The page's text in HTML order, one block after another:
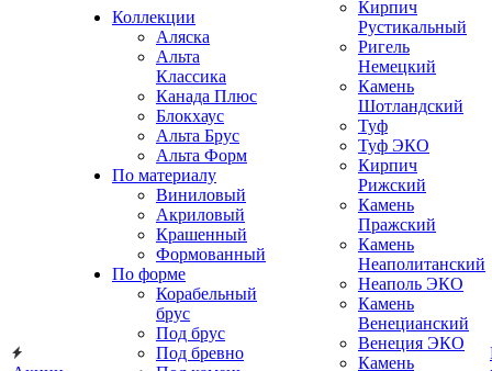
Коллекции
Аляска
Альта
Классика
Канада Плюс
Блокхаус
Альта Брус
Альта Форм
По материалу
Виниловый
Акриловый
Крашенный
Формованный
По форме
Корабельный
брус
Под брус
Под бревно
Кирпич
Рустикальный
Ригель
Немецкий
Камень
Шотландский
Туф
Туф ЭКО
Кирпич
Рижский
Камень
Пражский
Камень
Неаполитанский
Неаполь ЭКО
Камень
Венецианский
Венеция ЭКО
Камень